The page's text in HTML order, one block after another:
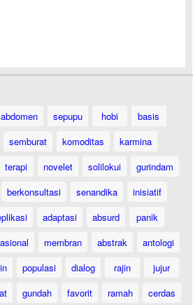
abdomen sepupu hobi
basis
semburat komoditas
karmina
terapi novelet solilokui
gurindam
berkonsultasi senandika
inisiatif
adaptasi absurd
panik
membran abstrak
antologi
populasi dialog rajin
jujur
gundah favorit ramah
cerdas